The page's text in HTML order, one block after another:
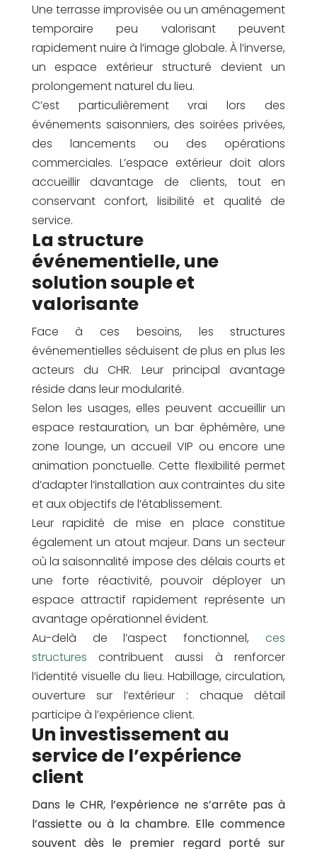
Une terrasse improvisée ou un aménagement
temporaire peu valorisant peuvent
rapidement nuire à l’image globale. À l’inverse,
un espace extérieur structuré devient un
prolongement naturel du lieu.
C’est particulièrement vrai lors des
événements saisonniers, des soirées privées,
des lancements ou des opérations
commerciales. L’espace extérieur doit alors
accueillir davantage de clients, tout en
conservant confort, lisibilité et qualité de
service.
La structure
événementielle, une
solution souple et
valorisante
Face à ces besoins, les structures
événementielles séduisent de plus en plus les
acteurs du CHR. Leur principal avantage
réside dans leur modularité.
Selon les usages, elles peuvent accueillir un
espace restauration, un bar éphémère, une
zone lounge, un accueil VIP ou encore une
animation ponctuelle. Cette flexibilité permet
d’adapter l’installation aux contraintes du site
et aux objectifs de l’établissement.
Leur rapidité de mise en place constitue
également un atout majeur. Dans un secteur
où la saisonnalité impose des délais courts et
une forte réactivité, pouvoir déployer un
espace attractif rapidement représente un
avantage opérationnel évident.
Au-delà de l’aspect fonctionnel,ces
structures contribuent aussi à renforcer
l’identité visuelle du lieu. Habillage, circulation,
ouverture sur l’extérieur : chaque détail
participe à l’expérience client.
Un investissement au
service de l’expérience
client
Dans le CHR, l’expérience ne s’arrête pas à
l’assiette ou à la chambre. Elle commence
souvent dès le premier regard porté sur